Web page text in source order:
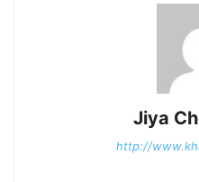
Jiya
http://